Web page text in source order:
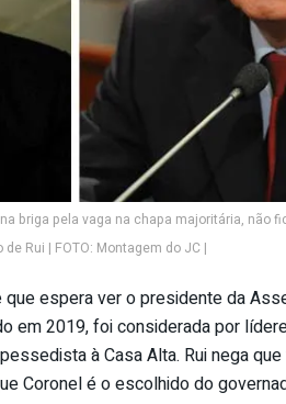
briga pela vaga na chapa majoritária, não
Rui | FOTO: Montagem do JC |
espera ver o presidente da
em 2019, foi considerada por
à Casa Alta. Rui nega
Coronel é o escolhido do